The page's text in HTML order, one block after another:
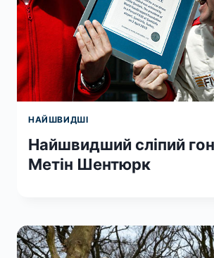
НАЙШВИДШІ
Найшвидший сліпий
Метін Шентюрк